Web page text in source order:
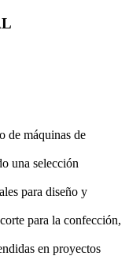
de máquinas de
una selección
para diseño y
para la confección,
en proyectos